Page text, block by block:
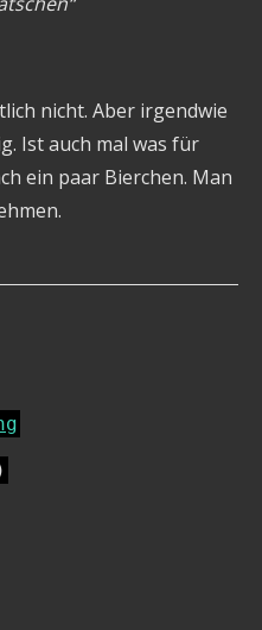
nicht. Aber irgendwie
Ist auch mal was für
ein paar Bierchen. Man